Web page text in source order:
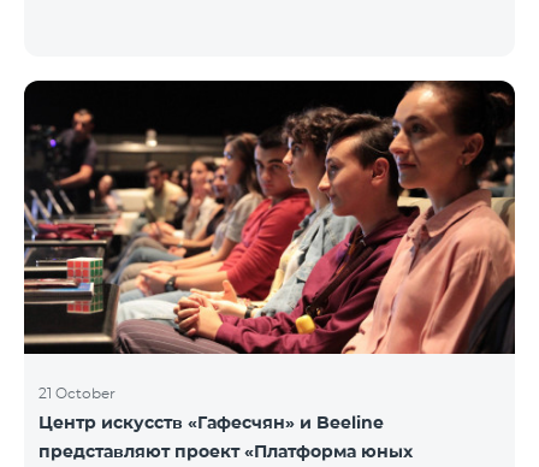
21 October
Центр искусств «Гафесчян» и Beeline
представляют проект «Платформа юных